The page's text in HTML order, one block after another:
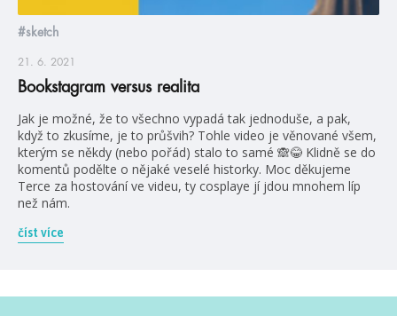
#sketch
21. 6. 2021
Bookstagram versus realita
Jak je možné, že to všechno vypadá tak jednoduše, a pak,
když to zkusíme, je to průšvih? Tohle video je věnované všem,
kterým se někdy (nebo pořád) stalo to samé 🙈😂 Klidně se do
komentů podělte o nějaké veselé historky. Moc děkujeme
Terce za hostování ve videu, ty cosplaye jí jdou mnohem líp
než nám.
číst více